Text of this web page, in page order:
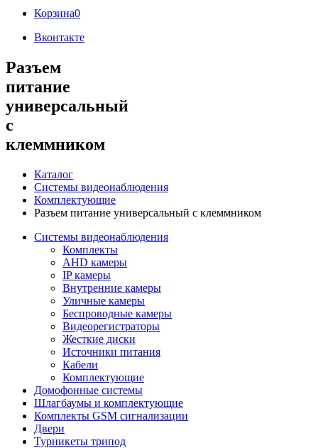
Корзина0
Вконтакте
Разъем
питание
универсальный
с
клеммником
Каталог
Системы видеонаблюдения
Комплектующие
Разъем питание универсальный с клеммником
Системы видеонаблюдения
Комплекты
AHD камеры
IP камеры
Внутренние камеры
Уличные камеры
Беспроводные камеры
Видеорегистраторы
Жесткие диски
Источники питания
Кабели
Комплектующие
Домофонные системы
Шлагбаумы и комплектующие
Комплекты GSM сигнализации
Двери
Турникеты трипод